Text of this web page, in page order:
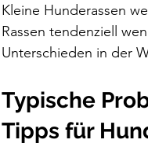
Kleine Hunderassen
Rassen tendenziell
Unterschieden in der
Typische
Tipps für